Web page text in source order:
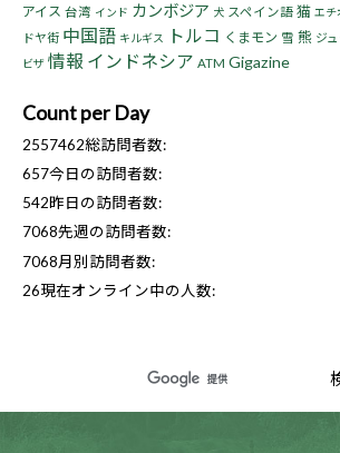
アイス 台湾 インド カンボジア 犬 スペイン語 猫 エチ
ドヤ街 中国語 キルギス トルコ くまモン 雪 熊 ジ
ビザ 情報 インドネシア ATM Gigazine
Count per Day
2557462総訪問者数:
657今日の訪問者数:
542昨日の訪問者数:
7068先週の訪問者数:
7068月別訪問者数:
26現在オンライン中の人数: